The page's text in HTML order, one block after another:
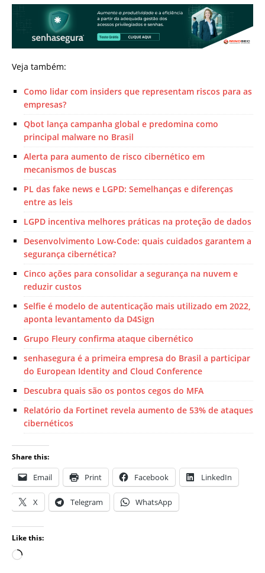
Veja também:
Como lidar com insiders que representam riscos para as
empresas?
Qbot lança campanha global e predomina como
principal malware no Brasil
Alerta para aumento de risco cibernético em
mecanismos de buscas
PL das fake news e LGPD: Semelhanças e diferenças
entre as leis
LGPD incentiva melhores práticas na proteção de dados
Desenvolvimento Low-Code: quais cuidados garantem a
segurança cibernética?
Cinco ações para consolidar a segurança na nuvem e
reduzir custos
Selfie é modelo de autenticação mais utilizado em 2022,
aponta levantamento da D4Sign
Grupo Fleury confirma ataque cibernético
senhasegura é a primeira empresa do Brasil a participar
do European Identity and Cloud Conference
Descubra quais são os pontos cegos do MFA
Relatório da Fortinet revela aumento de 53% de ataques
cibernéticos
Share this:
Email Print Facebook LinkedIn
X Telegram WhatsApp
Like this: